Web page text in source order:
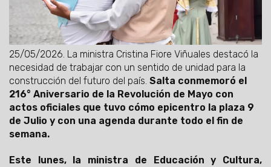
25/05/2026. La ministra Cristina Fiore Viñuales destacó la
necesidad de trabajar con un sentido de unidad para la
construcción del futuro del país. Salta conmemoró el
216° Aniversario de la Revolución de Mayo con
actos oficiales que tuvo cómo epicentro la plaza 9
de Julio y con una agenda durante todo el fin de
semana.
Este lunes, la ministra de Educación y Cultura,